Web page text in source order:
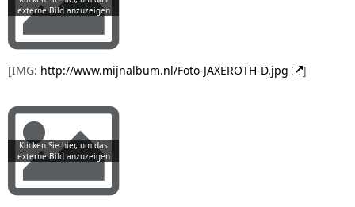
[IMG: http://www.mijnalbum.nl/Foto-JAXEROTH-D.jpg ]